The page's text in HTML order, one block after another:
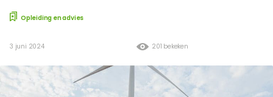
Opleiding en advies
201 bekeken
3 juni 2024